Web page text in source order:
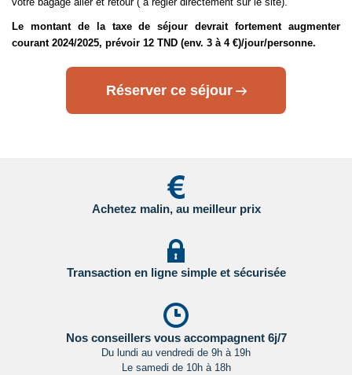
- Grande Bretagne : sur le site du gouvernement britannique
en
Cliquant ici.
Pour les passagers binationaux ou de nationalité étrangère
il est préférable de vous rapprocher du consulat ou de
l’ambassade du pays de destination et de transit.
Les formalités administratives et sanitaires étant
susceptibles de changer entre votre réservation et votre
départ, nous vous recommandons vivement de consulter
Le montant de la taxe de séjour devrait fortement augmenter
courant 2024/2025, prévoir 12 TND (env. 3 à 4 €)/jour/personne.
Réserver ce séjour
Achetez malin, au meilleur prix
Transaction en ligne simple et sécurisée
Nos conseillers vous accompagnent 6j/7
Du lundi au vendredi de 9h à 19h
Le samedi de 10h à 18h